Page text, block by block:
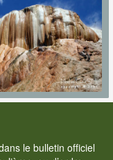
le bulletin officiel